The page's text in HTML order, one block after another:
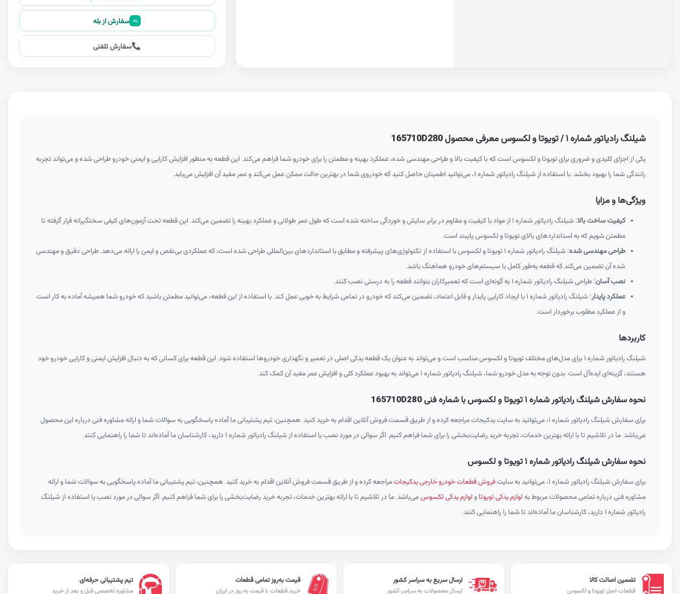
بله سفارش از بله
سفارش تلفنی
شیلنگ رادیاتور شماره ۱ / تویوتا و لکسوس معرفی محصول 165710D280
یکی از اجزای کلیدی و ضروری برای تویوتا و لکسوس است که با کیفیت بالا و طراحی مهندسی شده، عملکرد بهینه و مطمئن را برای خودرو شما فراهم می‌کند. این قطعه به منظور افزایش کارایی و ایمنی خودرو طراحی شده و می‌تواند تجربه
رانندگی شما را بهبود بخشد. با استفاده از شیلنگ رادیاتور شماره ۱، می‌توانید اطمینان حاصل کنید که خودروی شما در بهترین حالت ممکن عمل می‌کند و عمر مفید آن افزایش می‌یابد.
ویژگی‌ها و مزایا
کیفیت ساخت بالا:
شیلنگ رادیاتور شماره ۱ از مواد با کیفیت و مقاوم در برابر سایش و خوردگی ساخته شده است که طول عمر طولانی و عملکرد بهینه را تضمین می‌کند. این قطعه تحت آزمون‌های کیفی سختگیرانه قرار گرفته تا
مطمئن شویم که به استانداردهای بالای تویوتا و لکسوس پایبند است.
طراحی مهندسی شده:
شیلنگ رادیاتور شماره ۱ تویوتا و لکسوس با استفاده از تکنولوژی‌های پیشرفته و مطابق با استانداردهای بین‌المللی طراحی شده است، که عملکردی بی‌نقص و ایمن را ارائه می‌دهد. طراحی دقیق و مهندسی
شده آن تضمین می‌کند که قطعه به‌طور کامل با سیستم‌های خودرو هماهنگ باشد.
نصب آسان: طراحی شیلنگ رادیاتور شماره ۱ به گونه‌ای است که تعمیرکاران بتوانند قطعه را به درستی نصب کنند.
عملکرد پایدار:
شیلنگ رادیاتور شماره ۱ با ایجاد کارایی پایدار و قابل اعتماد، تضمین می‌کند که خودرو در تمامی شرایط به خوبی عمل کند. با استفاده از این قطعه، می‌توانید مطمئن باشید که خودرو شما همیشه آماده به کار است
و از عملکرد مطلوب برخوردار است.
کاربردها
شیلنگ رادیاتور شماره ۱ برای مدل‌های مختلف تویوتا و لکسوس مناسب است و می‌تواند به عنوان یک قطعه یدکی اصلی در تعمیر و نگهداری خودروها استفاده شود. این قطعه برای کسانی که به دنبال افزایش ایمنی و کارایی خودرو خود
هستند، گزینه‌ای ایده‌آل است. بدون توجه به مدل خودرو شما، شیلنگ رادیاتور شماره ۱ می‌تواند به بهبود عملکرد کلی و افزایش عمر مفید آن کمک کند.
نحوه سفارش شیلنگ رادیاتور شماره ۱ تویوتا و لکسوس با شماره فنی 165710D280
برای سفارش شیلنگ رادیاتور شماره ۱، می‌توانید به سایت یدکیجات مراجعه کرده و از طریق قسمت فروش آنلاین اقدام به خرید کنید. همچنین، تیم پشتیبانی ما آماده پاسخگویی به سوالات شما و ارائه مشاوره فنی درباره این محصول
می‌باشد. ما در تلاشیم تا با ارائه بهترین خدمات، تجربه خرید رضایت‌بخشی را برای شما فراهم کنیم. اگر سوالی در مورد نصب یا استفاده از شیلنگ رادیاتور شماره ۱ دارید، کارشناسان ما آماده‌اند تا شما را راهنمایی کنند.
نحوه سفارش شیلنگ رادیاتور شماره ۱ تویوتا و لکسوس
برای سفارش شیلنگ رادیاتور شماره ۱، می‌توانید به سایت فروش قطعات خودرو خارجی یدکیجاتمراجعه کرده و از طریق قسمت فروش آنلاین اقدام به خرید کنید. همچنین، تیم پشتیبانی ما آماده پاسخگویی به سوالات شما و ارائه
مشاوره فنی درباره تمامی محصولات مربوط به لوازم یدکی تویوتا و لوازم یدکی لکسوس می‌باشد. ما در تلاشیم تا با ارائه بهترین خدمات، تجربه خرید رضایت‌بخشی را برای شما فراهم کنیم. اگر سوالی در مورد نصب یا استفاده از شیلنگ
رادیاتور شماره ۱ دارید، کارشناسان ما آماده‌اند تا شما را راهنمایی کنند.
تیم پشتیبانی حرفه‌ای
مشاوره تخصصی قبل و بعد از خرید
قیمت به‌روز تمامی قطعات
خرید قطعات با قیمت به روز در ایران
ارسال سریع به سراسر کشور
ارسال محصولات به سراسر کشور
تضمین اصالت کالا
قطعات اصل تویوتا و لکسوس